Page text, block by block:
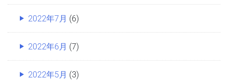
2022年7月 (6)
2022年6月 (7)
2022年5月 (3)